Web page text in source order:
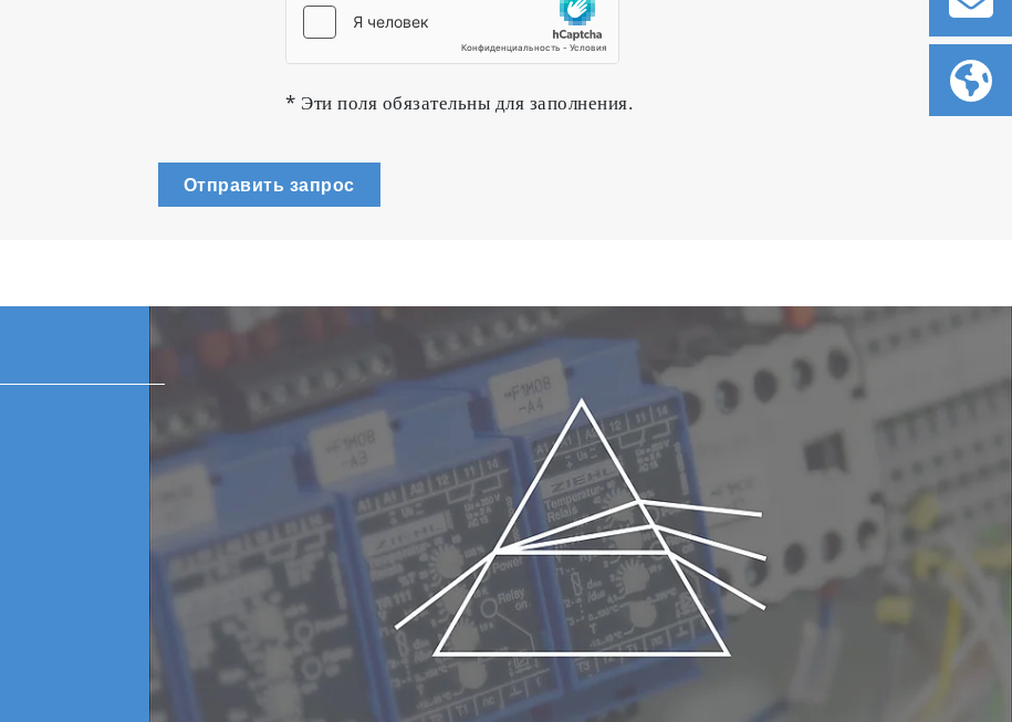
* Эти поля обязательны для заполнения.
Отправить запрос